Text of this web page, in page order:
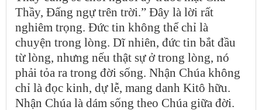
Thầy, Đấng ngự trên trời.” Đây là lời rất
nghiêm trọng. Đức tin không thể chỉ là
chuyện trong lòng. Dĩ nhiên, đức tin bắt đầu
từ lòng, nhưng nếu thật sự ở trong lòng, nó
phải tỏa ra trong đời sống. Nhận Chúa không
chỉ là đọc kinh, dự lễ, mang danh Kitô hữu.
Nhận Chúa là dám sống theo Chúa giữa đời.